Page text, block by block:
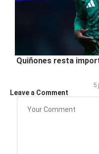
Quiñones resta
5
Leave a Comment